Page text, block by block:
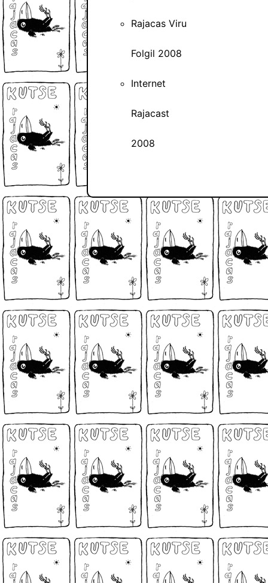
Rajacas Viru
Folgil 2008
Internet
Rajacast
2008